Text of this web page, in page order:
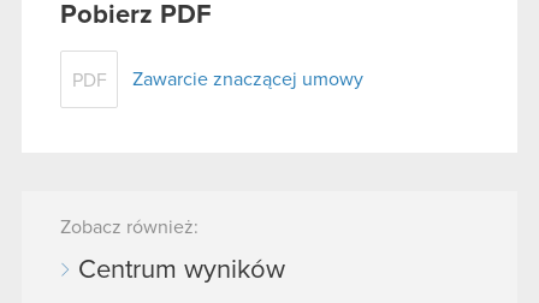
Pobierz PDF
PDF Zawarcie znaczącej umowy
Zobacz również:
Centrum wyników